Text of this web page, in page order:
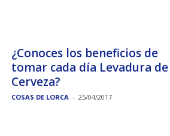
¿Conoces los beneficios de
tomar cada día Levadura de
Cerveza?
COSAS DE LORCA - 25/04/2017